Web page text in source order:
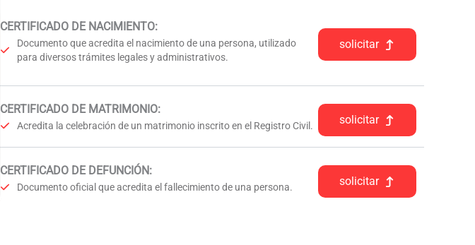
CERTIFICADO DE NACIMIENTO:
Documento que acredita el nacimiento de una persona, utilizado
para diversos trámites legales y administrativos.
solicitar
CERTIFICADO DE MATRIMONIO:
Acredita la celebración de un matrimonio inscrito en el Registro Civil. solicitar
CERTIFICADO DE DEFUNCIÓN:
Documento oficial que acredita el fallecimiento de una persona. solicitar